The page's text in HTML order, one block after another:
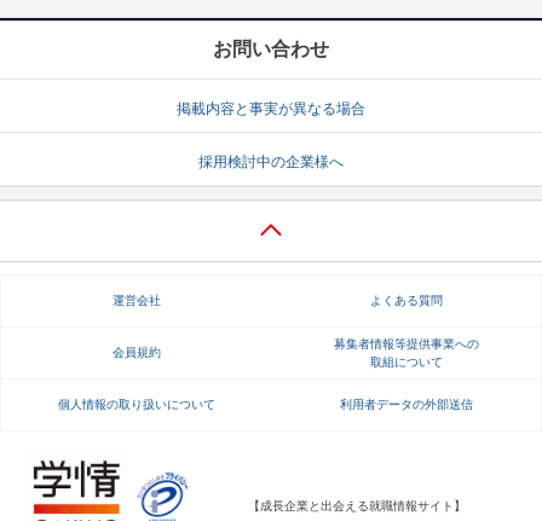
お問い合わせ
掲載内容と事実が異なる場合
採用検討中の企業様へ
運営会社 よくある質問
会員規約
募集者情報等提供事業への
取組について
個人情報の取り扱いについて 利用者データの外部送信
【成長企業と出会える就職情報サイト】